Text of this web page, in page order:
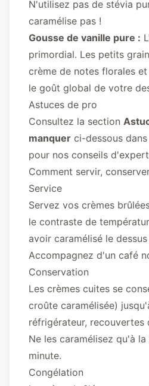
N'utilisez pas de stévia
caramélise pas !
Gousse de vanille pure :
primordial. Les petits
crème de notes florales
le goût global de votre
Astuces de pro
Consultez la section
manquer ci-dessous
pour nos conseils
Comment servir,
Service
Servez vos crèmes
le contraste de
avoir caramélisé le
Accompagnez d'un café
Conservation
Les crèmes cuites se
croûte caramélisée)
réfrigérateur, recouvertes
Ne les caramélisez qu'à
minute.
Congélation